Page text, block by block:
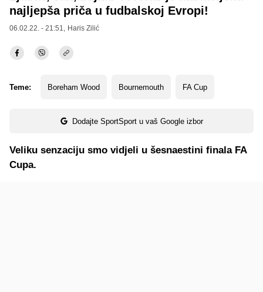
najljepša priča u fudbalskoj Evropi!
06.02.22. - 21:51, Haris Zilić
Teme: Boreham Wood Bournemouth FA Cup
Dodajte SportSport u vaš Google izbor
Veliku senzaciju smo vidjeli u šesnaestini finala FA
Cupa.